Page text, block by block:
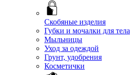
Скобяные изделия
Губки и мочалки для тела
Мыльницы
Уход за одеждой
Грунт, удобрения
Косметички